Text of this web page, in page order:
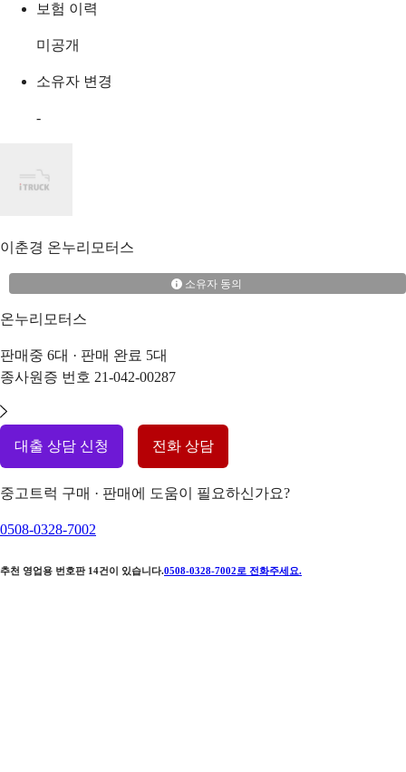
보험 이력
미공개
소유자 변경
-
이춘경 온누리모터스
소유자 동의
온누리모터스
판매중 6대 · 판매 완료 5대
종사원증 번호 21-042-00287
대출 상담 신청 전화 상담
중고트럭 구매 · 판매에 도움이 필요하신가요?
0508-0328-7002
추천 영업용 번호판 14건이 있습니다.0508-0328-7002 로 전화주세요.